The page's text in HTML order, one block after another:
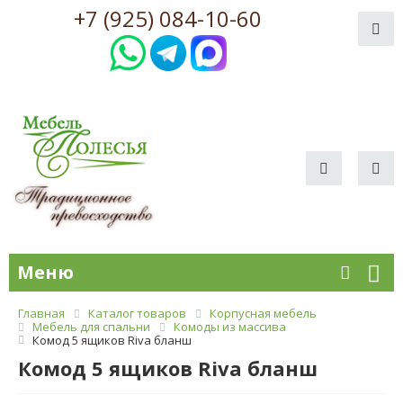
+7 (925) 084-10-60
Меню
Главная Каталог товаров
Корпусная мебель
Мебель для спальни
Комоды из массива
Комод 5 ящиков Riva бланш
Комод 5 ящиков Riva бланш